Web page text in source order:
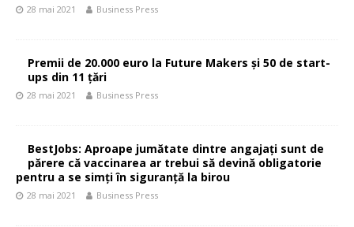
28 mai 2021 Business Press
Premii de 20.000 euro la Future Makers și 50 de start-
ups din 11 țări
28 mai 2021 Business Press
BestJobs: Aproape jumătate dintre angajați sunt de
părere că vaccinarea ar trebui să devină obligatorie
pentru a se simți în siguranță la birou
28 mai 2021 Business Press